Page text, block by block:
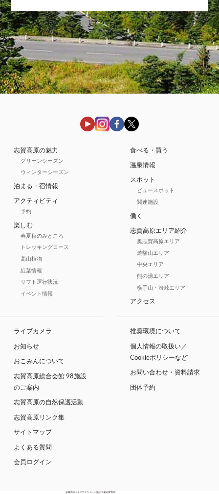
志賀高原の魅力
グリーンシーズン
ウィンターシーズン
泊まる・宿情報
アクティビティ
予約
楽しむ
春夏秋のみどころ
トレッキングコース
高山植物
紅葉情報
リフト運行状況
イベント情報
食べる・買う
温泉情報
スポット
ビュースポット
関連施設
働く
志賀高原エリア紹介
奥志賀高原エリア
焼額山エリア
中央エリア
熊の湯エリア
横手山・渋峠エリア
アクセス
ライブカメラ
お知らせ
おこみんについて
志賀高原総合会館 98施設
のご案内
志賀高原の自然保護活動
志賀高原リンク集
サイトマップ
よくある質問
会員ログイン
推奨環境について
個人情報の取扱い／
Cookieポリシーなど
お問い合わせ・資料請求
団体予約